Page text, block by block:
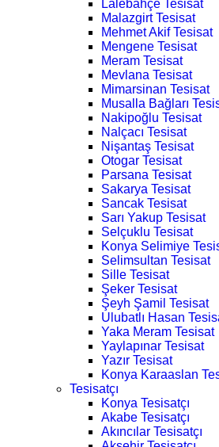
Lalebahçe Tesisat
Malazgirt Tesisat
Mehmet Akif Tesisat
Mengene Tesisat
Meram Tesisat
Mevlana Tesisat
Mimarsinan Tesisat
Musalla Bağları
Nakipoğlu Tesisat
Nalçacı Tesisat
Nişantaş Tesisat
Otogar Tesisat
Parsana Tesisat
Sakarya Tesisat
Sancak Tesisat
Sarı Yakup Tesisat
Selçuklu Tesisat
Konya Selimiye
Selimsultan Tesisat
Sille Tesisat
Şeker Tesisat
Şeyh Şamil Tesisat
Ulubatlı Hasan
Yaka Meram Tesisat
Yaylapınar Tesisat
Yazır Tesisat
Konya Karaaslan
Tesisatçı
Konya Tesisatçı
Akabe Tesisatçı
Akıncılar Tesisatçı